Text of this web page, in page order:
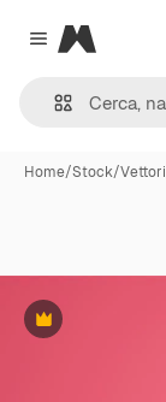
Close menu
Magnific
Home/Stock/Vettori
Premium